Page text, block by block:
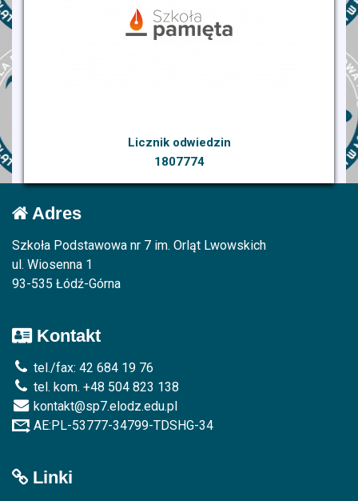
Licznik odwiedzin
1807774
Adres
Szkoła Podstawowa nr 7 im. Orląt Lwowskich
ul. Wiosenna 1
93-535 Łódź-Górna
Kontakt
tel./fax: 42 684 19 76
tel. kom. +48 504 823 138
kontakt@sp7.elodz.edu.pl
AE:PL-53777-34799-TDSHG-34
Linki